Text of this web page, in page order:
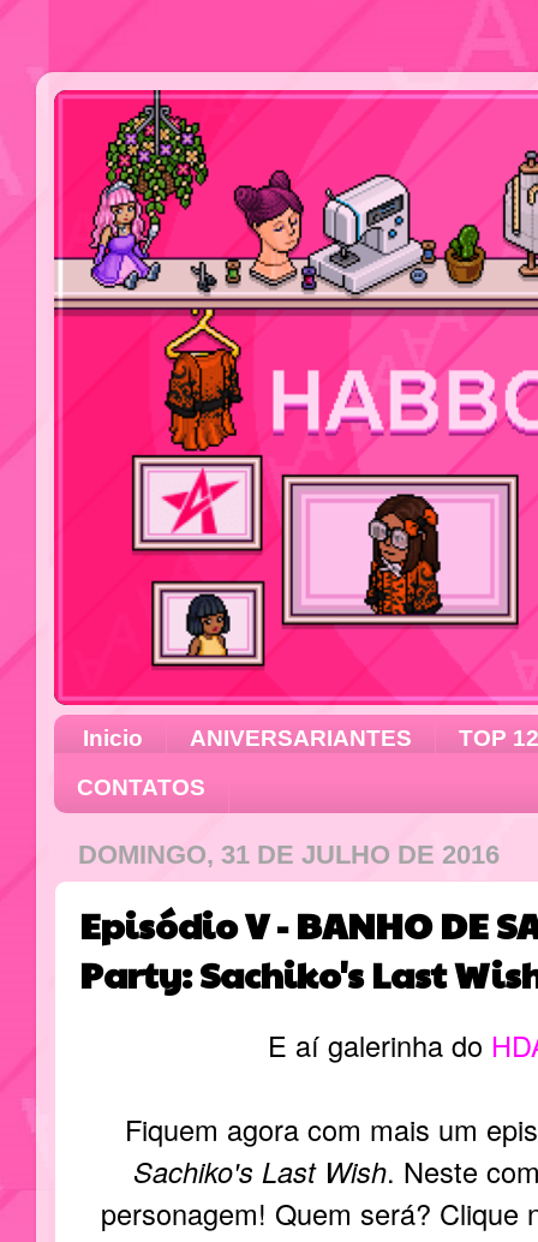
Inicio ANIVERSARIANTES
TOP 12
CONTATOS
DOMINGO, 31 DE JULHO DE 2016
Episódio V - BANHO DE
Party: Sachiko's Last
E aí galerinha do
Fiquem agora com mais um
Sachiko's Last Wish. Neste
personagem! Quem será? Clique